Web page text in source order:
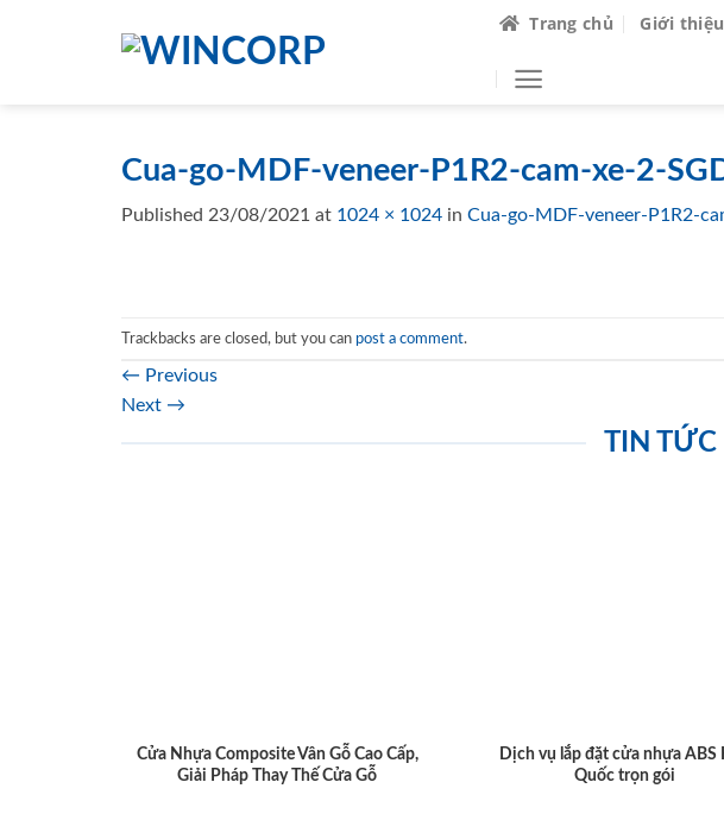
Trang chủ Giới thiệu
Cua-go-MDF-veneer-P1R2-cam-xe-2-
Published 23/08/2021 at 1024 × 1024 in Cua-go-MDF-veneer-P1R2-
Trackbacks are closed, but you can post a comment.
← Previous
Next →
TIN
Cửa Nhựa Composite Vân Gỗ Cao Cấp,
Giải Pháp Thay Thế Cửa Gỗ
Dịch vụ lắp đặt cửa nhựa ABS
Quốc trọn gói